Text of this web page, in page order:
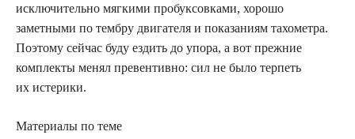
исключительно мягкими пробуксовками, хорошо
заметными по тембру двигателя и показаниям тахометра.
Поэтому сейчас буду ездить до упора, а вот прежние
комплекты менял превентивно: сил не было терпеть
их истерики.
Материалы по теме